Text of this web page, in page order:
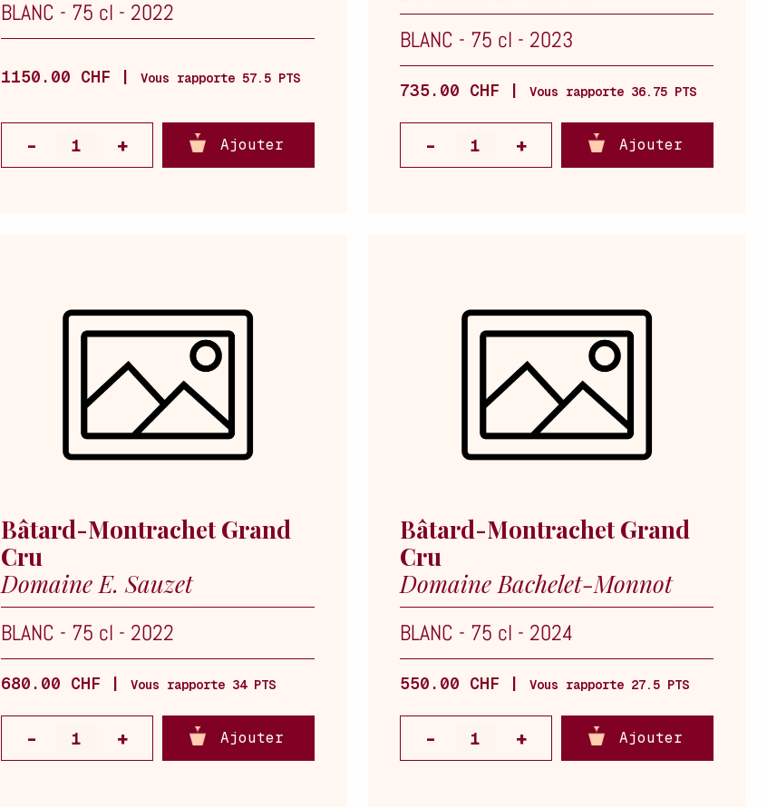
BLANC - 75 cl - 2022
1150.00 CHF | Vous rapporte 57.5 PTS
Ajouter
BLANC - 75 cl - 2023
735.00 CHF | Vous rapporte 36.75 PTS
Ajouter
Bâtard-Montrachet Grand
Cru
Domaine E. Sauzet
BLANC - 75 cl - 2022
680.00 CHF | Vous rapporte 34 PTS
Ajouter
Bâtard-Montrachet Grand
Cru
Domaine Bachelet-Monnot
BLANC - 75 cl - 2024
550.00 CHF | Vous rapporte 27.5 PTS
Ajouter